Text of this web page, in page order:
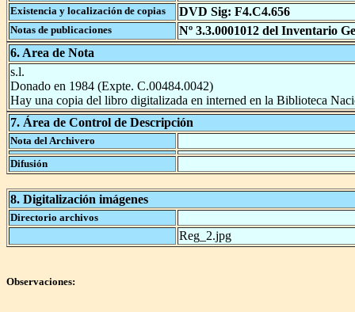
Existencia y localización de copias
DVD Sig: F4.C4.656
Notas de publicaciones
Nº 3.3.0001012 del Inventario
6. Area de Nota
s.l.
Donado en 1984 (Expte. C.00484.0042)
Hay una copia del libro digitalizada en interned en la Biblioteca
7. Área de Control de Descripción
Nota del Archivero
Difusión
8. Digitalización imágenes
Directorio archivos
Reg_2.jpg
Observaciones: